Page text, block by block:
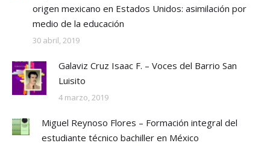
origen mexicano en Estados Unidos: asimilación por
medio de la educación
30 abril, 2019
Galaviz Cruz Isaac F. – Voces del Barrio San
Luisito
4 marzo, 2019
Miguel Reynoso Flores – Formación integral del
estudiante técnico bachiller en México